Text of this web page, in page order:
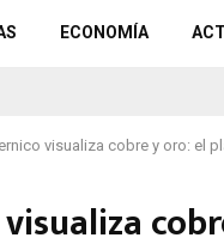
ECONOMÍA
visualiza cobre y oro: el